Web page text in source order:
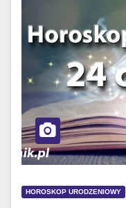
HOROSKOP URODZENIOWY